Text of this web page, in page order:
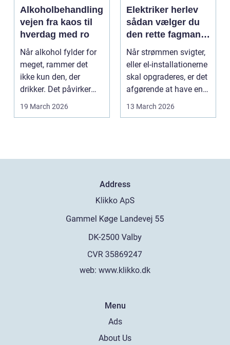
Alkoholbehandling
vejen fra kaos til
hverdag med ro
Når alkohol fylder for
meget, rammer det
ikke kun den, der
drikker. Det påvirker
også familie, arbej...
19 March 2026
Elektriker herlev
sådan vælger du
den rette fagmand
til dine el-opgaver
Når strømmen svigter,
eller el-installationerne
skal opgraderes, er det
afgørende at have en
pålidel...
13 March 2026
Address
web: www.klikko.dk
Menu
Ads
About Us